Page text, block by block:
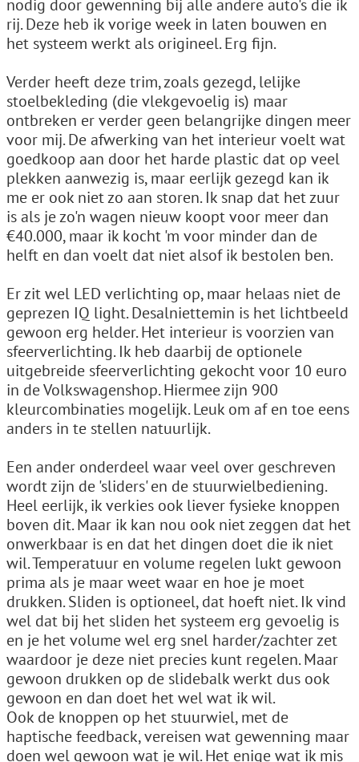
nodig door gewenning bij alle andere auto's die ik
rij. Deze heb ik vorige week in laten bouwen en
het systeem werkt als origineel. Erg fijn.
Verder heeft deze trim, zoals gezegd, lelijke
stoelbekleding (die vlekgevoelig is) maar
ontbreken er verder geen belangrijke dingen meer
voor mij. De afwerking van het interieur voelt wat
goedkoop aan door het harde plastic dat op veel
plekken aanwezig is, maar eerlijk gezegd kan ik
me er ook niet zo aan storen. Ik snap dat het zuur
is als je zo'n wagen nieuw koopt voor meer dan
€40.000, maar ik kocht 'm voor minder dan de
helft en dan voelt dat niet alsof ik bestolen ben.
Er zit wel LED verlichting op, maar helaas niet de
geprezen IQ light. Desalniettemin is het lichtbeeld
gewoon erg helder. Het interieur is voorzien van
sfeerverlichting. Ik heb daarbij de optionele
uitgebreide sfeerverlichting gekocht voor 10 euro
in de Volkswagenshop. Hiermee zijn 900
kleurcombinaties mogelijk. Leuk om af en toe eens
anders in te stellen natuurlijk.
Een ander onderdeel waar veel over geschreven
wordt zijn de 'sliders' en de stuurwielbediening.
Heel eerlijk, ik verkies ook liever fysieke knoppen
boven dit. Maar ik kan nou ook niet zeggen dat het
onwerkbaar is en dat het dingen doet die ik niet
wil. Temperatuur en volume regelen lukt gewoon
prima als je maar weet waar en hoe je moet
drukken. Sliden is optioneel, dat hoeft niet. Ik vind
wel dat bij het sliden het systeem erg gevoelig is
en je het volume wel erg snel harder/zachter zet
waardoor je deze niet precies kunt regelen. Maar
gewoon drukken op de slidebalk werkt dus ook
gewoon en dan doet het wel wat ik wil.
Ook de knoppen op het stuurwiel, met de
haptische feedback, vereisen wat gewenning maar
doen wel gewoon wat je wil. Het enige wat ik mis